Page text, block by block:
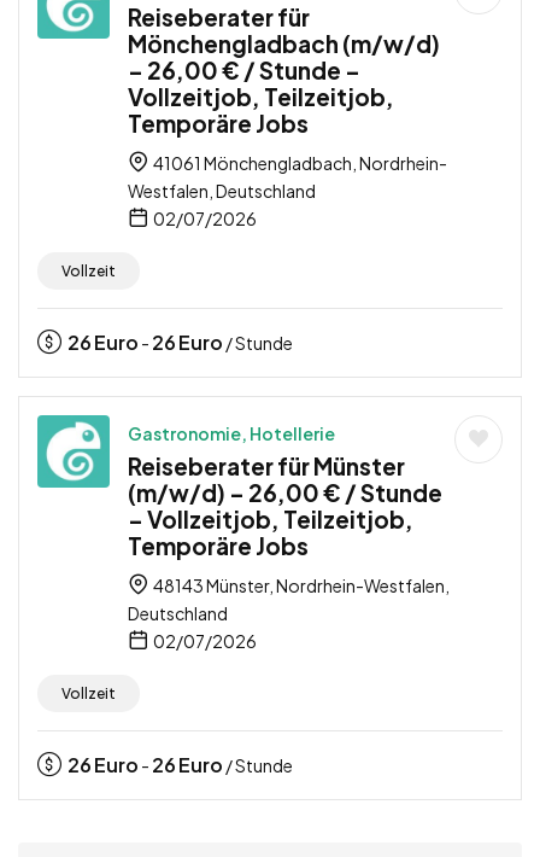
Reiseberater für
Mönchengladbach (m/w/d)
– 26,00 € / Stunde –
Vollzeitjob, Teilzeitjob,
Temporäre Jobs
41061 Mönchengladbach, Nordrhein-
Westfalen, Deutschland
02/07/2026
Vollzeit
26Euro - 26Euro / Stunde
Gastronomie, Hotellerie
Reiseberater für Münster
(m/w/d) – 26,00 € / Stunde
– Vollzeitjob, Teilzeitjob,
Temporäre Jobs
48143 Münster, Nordrhein-Westfalen,
Deutschland
02/07/2026
Vollzeit
26Euro - 26Euro / Stunde